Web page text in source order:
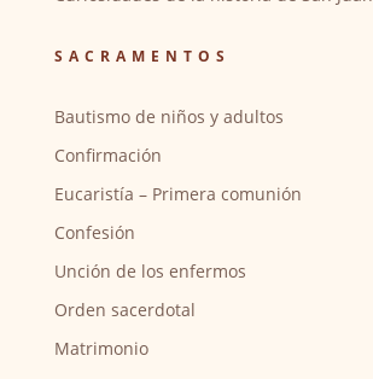
SACRAMENTOS
Bautismo de niños y adultos
Confirmación
Eucaristía – Primera comunión
Confesión
Unción de los enfermos
Orden sacerdotal
Matrimonio